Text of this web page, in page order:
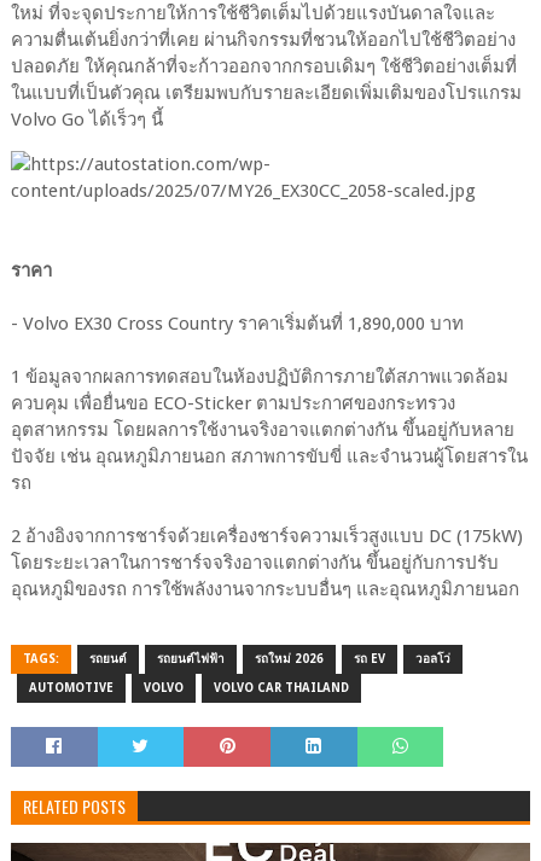
ใหม่ ที่จะจุดประกายให้การใช้ชีวิตเต็มไปด้วยแรงบันดาลใจและ
ความตื่นเต้นยิ่งกว่าที่เคย ผ่านกิจกรรมที่ชวนให้ออกไปใช้ชีวิตอย่าง
ปลอดภัย ให้คุณกล้าที่จะก้าวออกจากกรอบเดิมๆ ใช้ชีวิตอย่างเต็มที่
ในแบบที่เป็นตัวคุณ เตรียมพบกับรายละเอียดเพิ่มเติมของโปรแกรม
Volvo Go ได้เร็วๆ นี้
ราคา
- Volvo EX30 Cross Country ราคาเริ่มต้นที่ 1,890,000 บาท
1 ข้อมูลจากผลการทดสอบในห้องปฏิบัติการภายใต้สภาพแวดล้อม
ควบคุม เพื่อยื่นขอ ECO-Sticker ตามประกาศของกระทรวง
อุตสาหกรรม โดยผลการใช้งานจริงอาจแตกต่างกัน ขึ้นอยู่กับหลาย
ปัจจัย เช่น อุณหภูมิภายนอก สภาพการขับขี่ และจำนวนผู้โดยสารใน
รถ
2 อ้างอิงจากการชาร์จด้วยเครื่องชาร์จความเร็วสูงแบบ DC (175kW)
โดยระยะเวลาในการชาร์จจริงอาจแตกต่างกัน ขึ้นอยู่กับการปรับ
อุณหภูมิของรถ การใช้พลังงานจากระบบอื่นๆ และอุณหภูมิภายนอก
TAGS: รถยนต์ รถยนต์ไฟฟ้า รถใหม่ 2026 รถ EV วอลโว่
AUTOMOTIVE VOLVO VOLVO CAR THAILAND
RELATED POSTS